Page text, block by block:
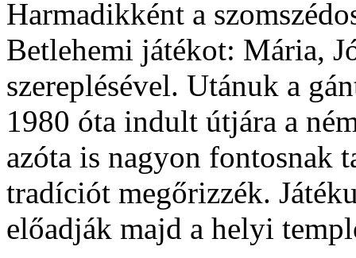
Harmadikként a
Betlehemi játékot: Mária,
szereplésével. Utánuk a
1980 óta indult útjára a
azóta is nagyon fontosnak
tradíciót megőrizzék.
előadják majd a helyi